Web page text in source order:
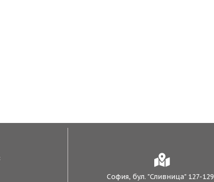
София, бул. "Сливница" 127-